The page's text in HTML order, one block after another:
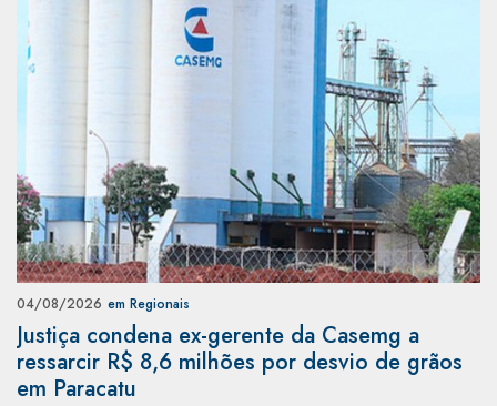
04/08/2026 em Regionais
Justiça condena ex-gerente da Casemg a
ressarcir R$ 8,6 milhões por desvio de grãos
em Paracatu